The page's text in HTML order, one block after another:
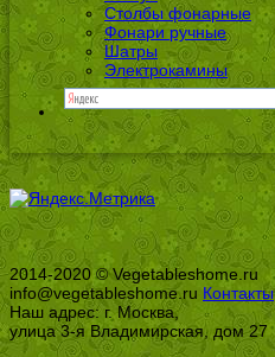
Столбы фонарные
Фонари ручные
Шатры
Электрокамины
2014-2020 © Vegetableshome.ru
info@vegetableshome.ru Контакты
Наш адрес: г. Москва,
улица 3-я Владимирская, дом 27